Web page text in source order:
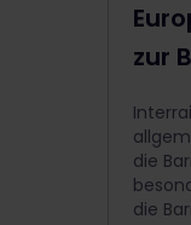
zur
die
die